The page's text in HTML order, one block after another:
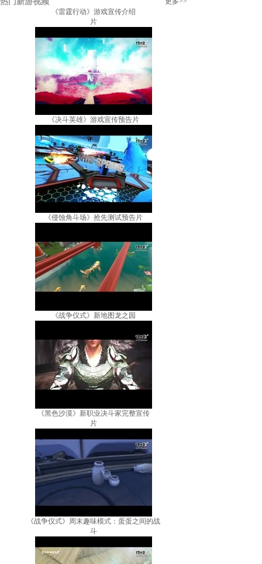
《雷霆行动》游戏宣传介绍
片
《决斗英雄》游戏宣传预告片
《侵蚀角斗场》抢先测试预告片
《战争仪式》新地图龙之园
《黑色沙漠》新职业决斗家完整宣传
片
《战争仪式》周末趣味模式：蛋蛋之间的战
斗